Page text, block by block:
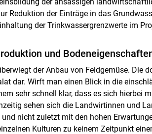
Reduktion der Einträge in das
der Trinkwassergrenzwerte im
und
der Anbau von Feldgemüse. Die
dar. Wirft man einen Blick in die
sehr schnell klar, dass es sich hierbei
sehen sich die Landwirtinnen und
nicht zuletzt mit den hohen
Kulturen zu keinem Zeitpunkt